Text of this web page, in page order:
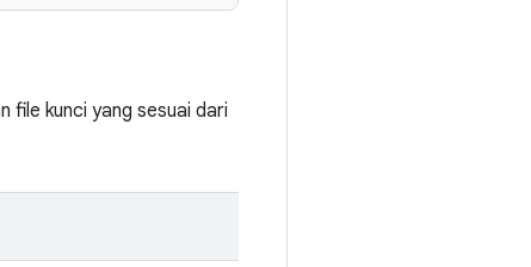
file kunci yang sesuai dari